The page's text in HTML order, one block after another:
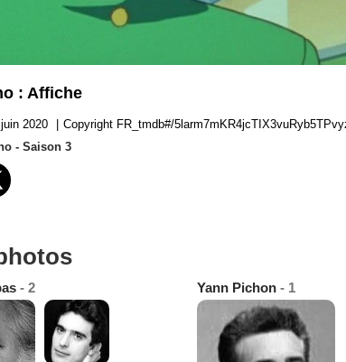
: Affiche
2020
Copyright FR_tmdb#/
- Saison 3
- 2 Yann Pichon - 1